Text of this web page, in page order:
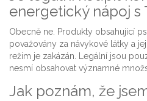
energetický nápoj s
Obecně ne. Produkty obsahující
považovány za návykové látky a
režim je zakázán. Legální jsou
nesmí obsahovat významné
Jak poznám, že